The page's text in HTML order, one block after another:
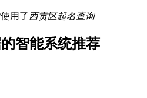
使用了 西贡区起名查询
智能系统推荐